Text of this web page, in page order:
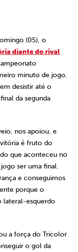
(05), o
diante do rival
minuto de jogo,
desistir até o
da segunda
nos apoiou, e
é fruto do
que aconteceu no
ser uma final.
e conseguimos
porque o
lateral-esquerdo
a força do Tricolor
o gol da